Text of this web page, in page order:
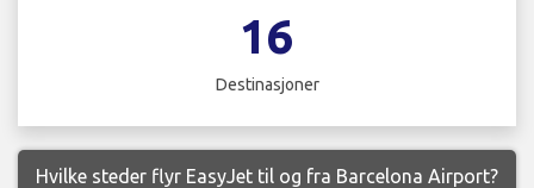
16
Destinasjoner
Hvilke steder flyr EasyJet til og fra Barcelona Airport?